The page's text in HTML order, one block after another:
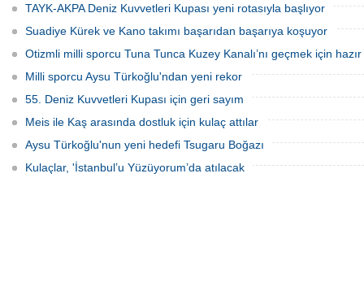
TAYK-AKPA Deniz Kuvvetleri Kupası yeni rotasıyla başlıyor
Suadiye Kürek ve Kano takımı başarıdan başarıya koşuyor
Otizmli milli sporcu Tuna Tunca Kuzey Kanalı’nı geçmek için hazır
Milli sporcu Aysu Türkoğlu'ndan yeni rekor
55. Deniz Kuvvetleri Kupası için geri sayım
Meis ile Kaş arasında dostluk için kulaç attılar
Aysu Türkoğlu'nun yeni hedefi Tsugaru Boğazı
Kulaçlar, 'İstanbul’u Yüzüyorum’da atılacak